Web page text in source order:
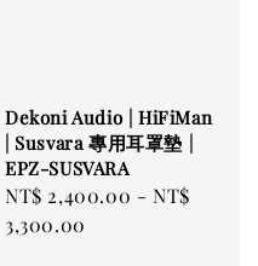
Dekoni Audio | HiFiMan
| Susvara 專用耳罩墊 |
EPZ-SUSVARA
Regular
price
NT$ 2,400.00 -NT$
3,300.00